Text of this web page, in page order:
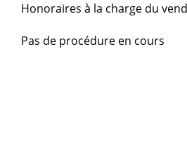
Honoraires à la charge du
Pas de procédure en cours